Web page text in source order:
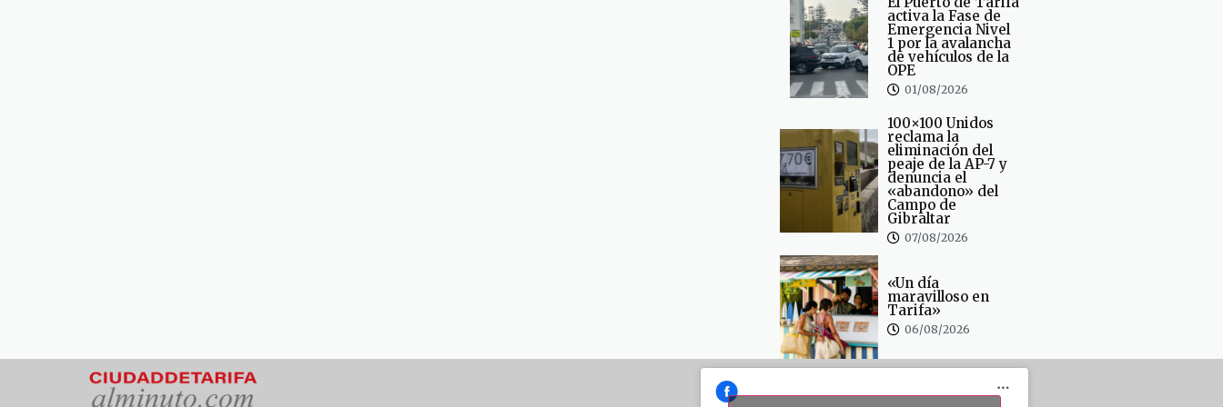
activa la Fase de
Emergencia Nivel
1 por la avalancha
de vehículos de la
OPE
01/08/2026
100×100 Unidos
reclama la
eliminación del
peaje de la AP-7 y
denuncia el
«abandono» del
Campo de
Gibraltar
07/08/2026
«Un día
maravilloso en
Tarifa»
06/08/2026